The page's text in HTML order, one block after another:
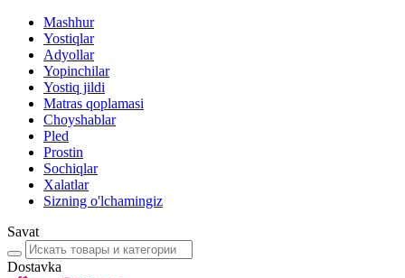
Mashhur
Yostiqlar
Adyollar
Yopinchilar
Yostiq jildi
Matras qoplamasi
Choyshablar
Pled
Prostin
Sochiqlar
Xalatlar
Sizning o'lchamingiz
Savat
Dostavka